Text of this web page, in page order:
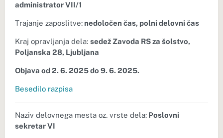
administrator VII/1
Trajanje zaposlitve: nedoločen čas, polni delovni čas
Kraj opravljanja dela: sedež Zavoda RS za šolstvo,
Poljanska 28, Ljubljana
Objava od 2. 6. 2025 do 9. 6. 2025.
Besedilo razpisa
Naziv delovnega mesta oz. vrste dela: Poslovni
sekretar VI